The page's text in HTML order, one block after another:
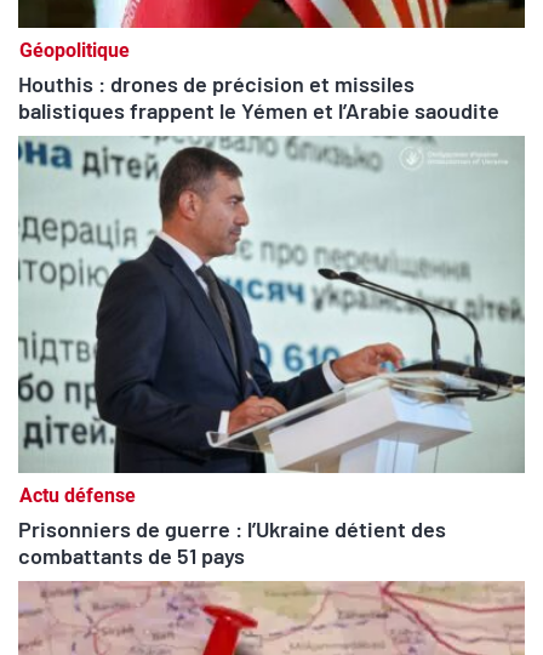
Géopolitique
Houthis : drones de précision et missiles
balistiques frappent le Yémen et l’Arabie saoudite
Actu défense
Prisonniers de guerre : l’Ukraine détient des
combattants de 51 pays